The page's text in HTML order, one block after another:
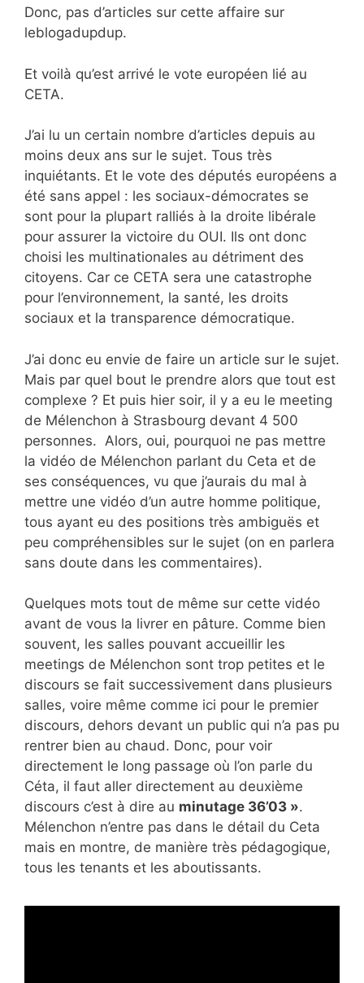
Donc, pas d’articles sur cette affaire sur
leblogadupdup.
Et voilà qu’est arrivé le vote européen lié au
CETA.
J’ai lu un certain nombre d’articles depuis au
moins deux ans sur le sujet. Tous très
inquiétants. Et le vote des députés européens a
été sans appel : les sociaux-démocrates se
sont pour la plupart ralliés à la droite libérale
pour assurer la victoire du OUI. Ils ont donc
choisi les multinationales au détriment des
citoyens. Car ce CETA sera une catastrophe
pour l’environnement, la santé, les droits
sociaux et la transparence démocratique.
J’ai donc eu envie de faire un article sur le sujet.
Mais par quel bout le prendre alors que tout est
complexe ? Et puis hier soir, il y a eu le meeting
de Mélenchon à Strasbourg devant 4 500
personnes. Alors, oui, pourquoi ne pas mettre
la vidéo de Mélenchon parlant du Ceta et de
ses conséquences, vu que j’aurais du mal à
mettre une vidéo d’un autre homme politique,
tous ayant eu des positions très ambiguës et
peu compréhensibles sur le sujet (on en parlera
sans doute dans les commentaires).
Quelques mots tout de même sur cette vidéo
avant de vous la livrer en pâture. Comme bien
souvent, les salles pouvant accueillir les
meetings de Mélenchon sont trop petites et le
discours se fait successivement dans plusieurs
salles, voire même comme ici pour le premier
discours, dehors devant un public qui n’a pas pu
rentrer bien au chaud. Donc, pour voir
directement le long passage où l’on parle du
Céta, il faut aller directement au deuxième
discours c’est à dire au minutage 36’03 ».
Mélenchon n’entre pas dans le détail du Ceta
mais en montre, de manière très pédagogique,
tous les tenants et les aboutissants.